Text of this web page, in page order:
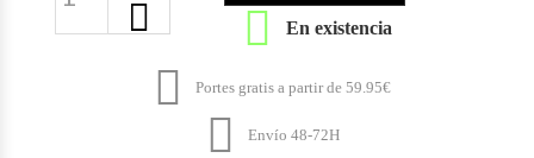
 En existencia
 Portes gratis a partir de 59.95€
 Envío 48-72H